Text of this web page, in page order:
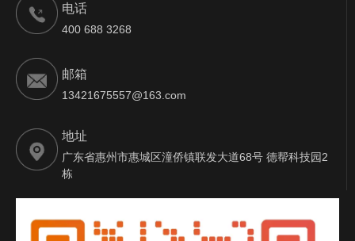
电话
400 688 3268
邮箱
13421675557@163.com
地址
广东省惠州市惠城区潼侨镇联发大道68号 德帮科技园2
栋